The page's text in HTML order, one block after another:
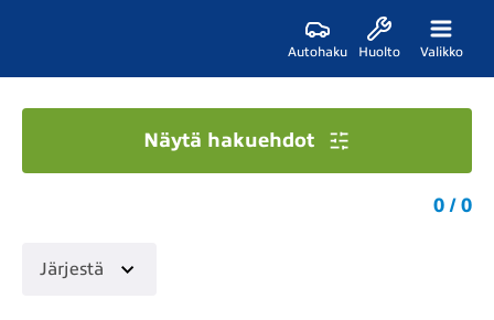
Autohaku Huolto Valikko
Näytä hakuehdot
0 / 0
Järjestä